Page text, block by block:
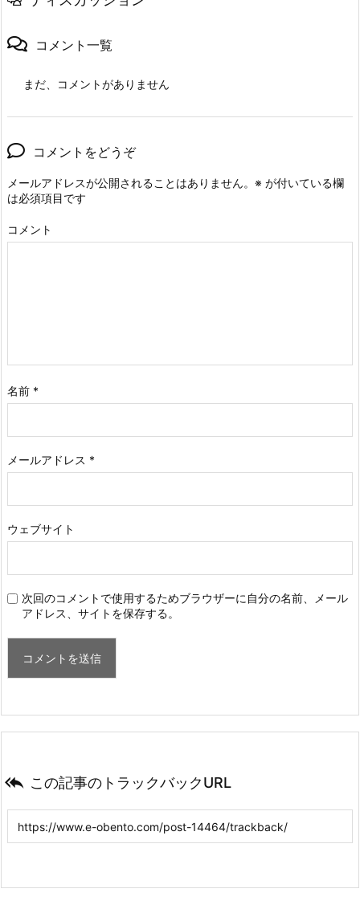
コメント一覧
まだ、コメントがありません
コメントをどうぞ
メールアドレスが公開されることはありません。 ※ が付いている欄
は必須項目です
コメント
名前 *
メールアドレス *
ウェブサイト
次回のコメントで使用するためブラウザーに自分の名前、メール
アドレス、サイトを保存する。
 この記事のトラックバックURL